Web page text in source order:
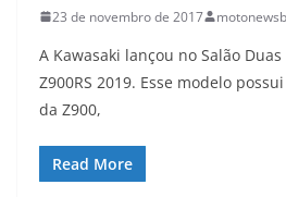
23 de novembro de 2017
A Kawasaki lançou no Salão
Z900RS 2019. Esse modelo
da Z900,
Read More